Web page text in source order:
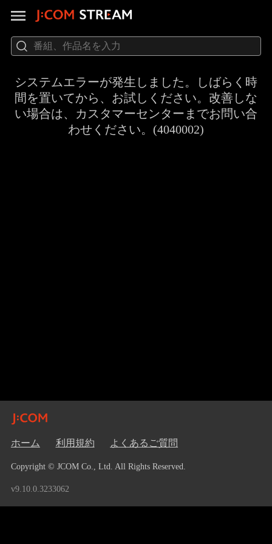
システムエラーが発生しました。しばらく時
間を置いてから、お試しください。改善しな
い場合は、カスタマーセンターまでお問い合
わせください。(4040002)
ホーム 利用規約 よくあるご質問
Copyright © JCOM Co., Ltd. All Rights Reserved.
v9.10.0.3233062